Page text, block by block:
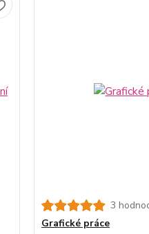
3
Grafické práce